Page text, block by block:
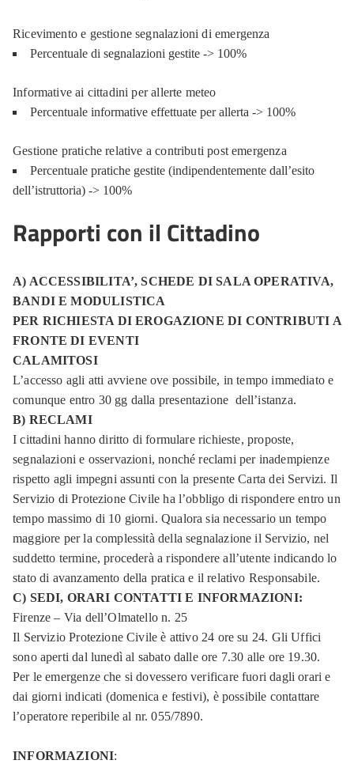
Ricevimento e gestione segnalazioni di emergenza
Percentuale di segnalazioni gestite -> 100%
Informative ai cittadini per allerte meteo
Percentuale informative effettuate per allerta -> 100%
Gestione pratiche relative a contributi post emergenza
Percentuale pratiche gestite (indipendentemente dall’esito
dell’istruttoria) -> 100%
Rapporti con il Cittadino
A) ACCESSIBILITA’, SCHEDE DI SALA OPERATIVA,
BANDI E MODULISTICA
PER RICHIESTA DI EROGAZIONE DI CONTRIBUTI A
FRONTE DI EVENTI
CALAMITOSI
L’accesso agli atti avviene ove possibile, in tempo immediato e
comunque entro 30 gg dalla presentazione dell’istanza.
B) RECLAMI
I cittadini hanno diritto di formulare richieste, proposte,
segnalazioni e osservazioni, nonché reclami per inadempienze
rispetto agli impegni assunti con la presente Carta dei Servizi. Il
Servizio di Protezione Civile ha l’obbligo di rispondere entro un
tempo massimo di 10 giorni. Qualora sia necessario un tempo
maggiore per la complessità della segnalazione il Servizio, nel
suddetto termine, procederà a rispondere all’utente indicando lo
stato di avanzamento della pratica e il relativo Responsabile.
C) SEDI, ORARI CONTATTI E INFORMAZIONI:
Firenze – Via dell’Olmatello n. 25
Il Servizio Protezione Civile è attivo 24 ore su 24. Gli Uffici
sono aperti dal lunedì al sabato dalle ore 7.30 alle ore 19.30.
Per le emergenze che si dovessero verificare fuori dagli orari e
dai giorni indicati (domenica e festivi), è possibile contattare
l’operatore reperibile al nr. 055/7890.
INFORMAZIONI: